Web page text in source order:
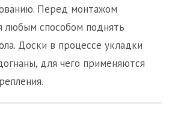
Перед монтажом
любым способом поднять
Доски в процессе укладки
для чего применяются